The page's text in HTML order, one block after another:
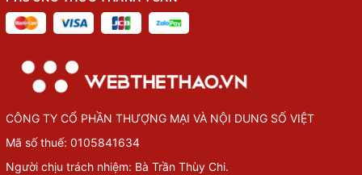
CÔNG TY CỔ PHẦN THƯỢNG MẠI VÀ NỘI DUNG SỐ VIỆT
Mã số thuế: 0105841634
Người chịu trách nhiệm: Bà Trần Thùy Chi.